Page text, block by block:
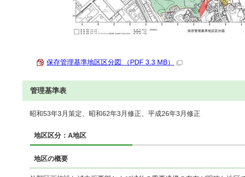
保存管理基準地区区分図 （PDF 3.3 MB）
管理基準表
昭和53年3月策定、昭和62年3月修正、平成26年3月修正
地区区分：A地区
地区の概要